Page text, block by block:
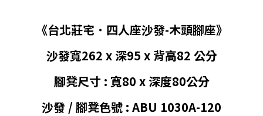
《台北莊宅 ˙ 四人座沙發-木頭腳座》
沙發寬262 x 深95 x 背高82 公分
腳凳尺寸 : 寬80 x 深度80公分
沙發 / 腳凳色號 : ABU 1030A-120